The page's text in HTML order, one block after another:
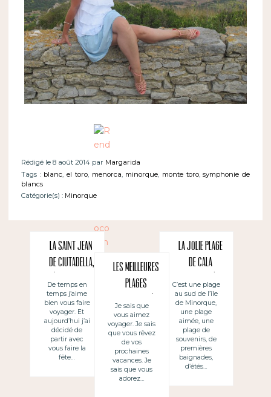
Rédigé le 8 août 2014 par Margarida
Tags : blanc,el toro, menorca, minorque, monte toro,symphonie de
blancs
Catégorie(s) : Minorque
La Saint Jean
de Ciutadella,
à Minorque
De temps en
temps j’aime
bien vous faire
voyager. Et
aujourd’hui j’ai
décidé de
partir avec
vous faire la
fête…
Les meilleures
plages
d’Espagne, à
Minorque
Je sais que
vous aimez
voyager. Je sais
que vous rêvez
de vos
prochaines
vacances. Je
sais que vous
adorez…
La jolie plage
de Cala
Galdana à
Minorque
C’est une plage
au sud de l’île
de Minorque,
une plage
aimée, une
plage de
souvenirs, de
premières
baignades,
d’étés…